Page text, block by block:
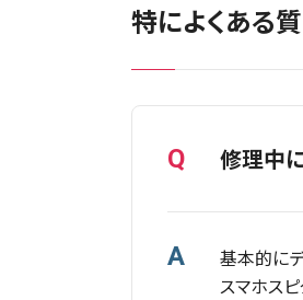
特によくある
Q 修理中
A
基本的に
スマホス